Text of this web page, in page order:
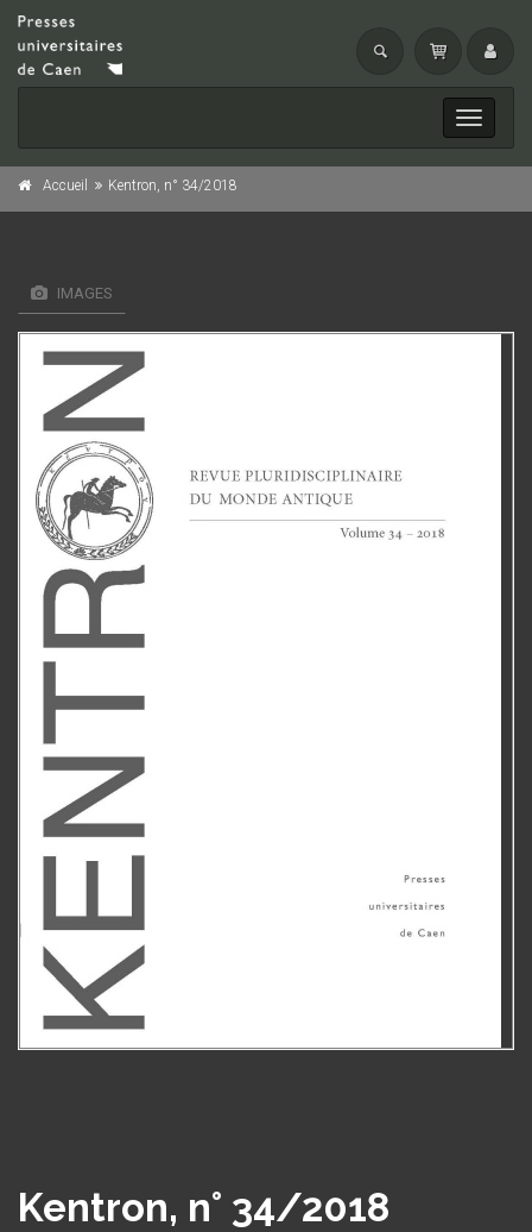
Toggle
Accueil Kentron, n° 34/2018
IMAGES
Kentron, n° 34/2018